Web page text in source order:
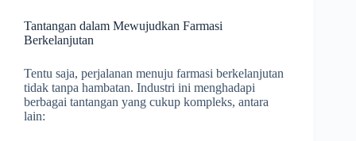
Tantangan dalam Mewujudkan Farmasi
Berkelanjutan
Tentu saja, perjalanan menuju farmasi berkelanjutan
tidak tanpa hambatan. Industri ini menghadapi
berbagai tantangan yang cukup kompleks, antara
lain: